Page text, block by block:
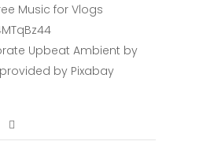
Music for Vlogs
Upbeat Ambient by
by Pixabay